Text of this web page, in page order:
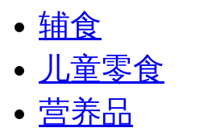
辅食
儿童零食
营养品